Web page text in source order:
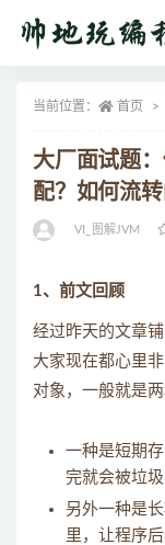
当前位置： 首页
大厂面试题
配？如何流转
VI_图解JVM
1、前文回顾
经过昨天的文章
大家现在都心里
对象，一般就是两
一种是短期
完就会被垃
另外一种是
里，让程序